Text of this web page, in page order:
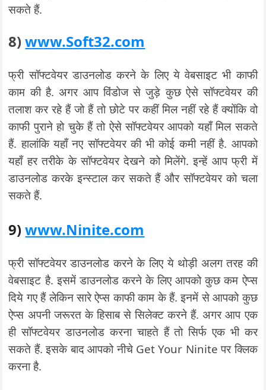
सकते हैं.
8)www.Soft32.com
फ्री सॉफ्टवेयर डाउनलोड करने के लिए ये वेबसाइट भी काफी
काम की है. अगर आप विंडोज से जुड़े कुछ ऐसे सॉफ्टवेयर की
तलाश कर रहे हैं जो हैं तो छोटे पर कहीं मिल नहीं रहे हैं क्योंकि वो
काफी पुराने हो चुके हैं तो ऐसे सॉफ्टवेयर आपको यहाँ मिल सकते
हैं. हालांकि यहाँ नए सॉफ्टवेयर की भी कोई कमी नहीं है. आपको
यहाँ हर तरीके के सॉफ्टवेयर देखने को मिलेंगे. इन्हें आप फ्री में
डाउनलोड करके इन्स्टाल कर सकते हैं और सॉफ्टवेयर को चला
सकते हैं.
9)www.Ninite.com
फ्री सॉफ्टवेयर डाउनलोड करने के लिए ये थोड़ी अलग तरह की
वेबसाइट है. इसमें डाउनलोड करने के लिए आपको कुछ कम ऐप्स
दिये गए हैं लेकिन सारे ऐप्स काफी काम के हैं. इनमें से आपको कुछ
ऐप्स अपनी जरूरत के हिसाब से सिलेक्ट करने हैं. अगर आप एक
ही सॉफ्टवेयर डाउनलोड करना चाहते हैं तो सिर्फ एक भी कर
सकते हैं. इसके बाद आपको नीचे Get Your Ninite पर क्लिक
करना है.